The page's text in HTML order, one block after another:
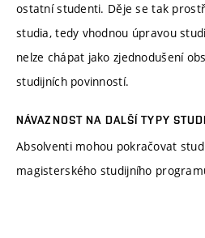
ostatní studenti. Děje se tak
studia, tedy vhodnou úpravou
nelze chápat jako zjednodušení
studijních povinností.
NÁVAZNOST NA DALŠÍ TYPY
Absolventi mohou pokračovat
magisterského studijního